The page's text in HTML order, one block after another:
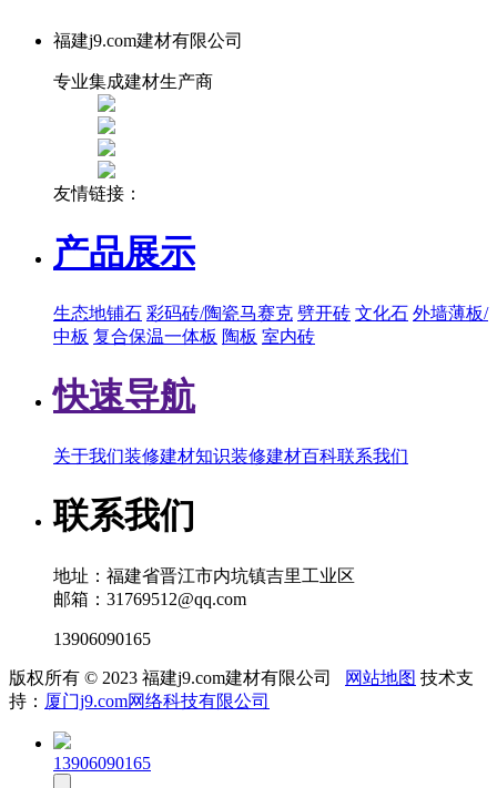
福建j9.com建材有限公司
专业集成建材生产商
友情链接：
产品展示
生态地铺石 彩码砖/陶瓷马赛克 劈开砖 文化石 外墙薄板/
中板 复合保温一体板 陶板 室内砖
快速导航
关于我们装修建材知识装修建材百科联系我们
联系我们
地址：福建省晋江市内坑镇吉里工业区
邮箱：31769512@qq.com
13906090165
版权所有 © 2023 福建j9.com建材有限公司 网站地图 技术支
持： 厦门j9.com网络科技有限公司
13906090165